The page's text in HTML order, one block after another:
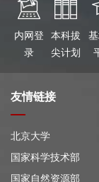
内网登
录
本科拔
尖计划
友情链接
北京大学
国家科学技术部
国家自然资源部